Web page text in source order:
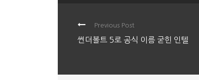
Previous Post
썬더볼트 5로 공식 이름 굳힌 인텔